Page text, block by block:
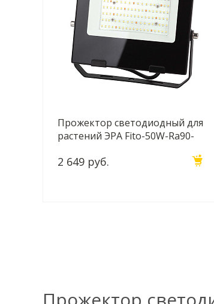
Прожектор светодиодный для
растений ЭРА Fito-50W-Ra90-
2 649 руб.